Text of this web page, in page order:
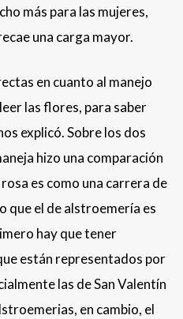
más para las mujeres,
una carga mayor.
en cuanto al manejo
las flores, para saber
explicó. Sobre los dos
hizo una comparación
es como una carrera de
que el de alstroemería es
hay que tener
están representados por
las de San Valentín
en cambio, el